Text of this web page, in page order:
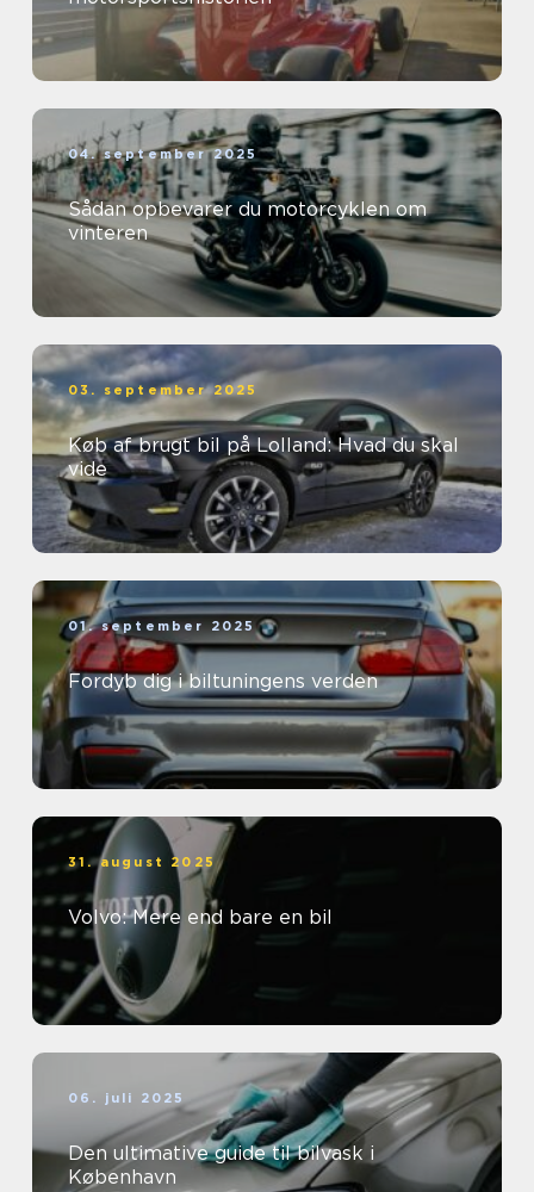
04. september 2025
Sådan opbevarer du motorcyklen om
vinteren
03. september 2025
Køb af brugt bil på Lolland: Hvad du skal
vide
01. september 2025
Fordyb dig i biltuningens verden
31. august 2025
Volvo: Mere end bare en bil
06. juli 2025
Den ultimative guide til bilvask i
København